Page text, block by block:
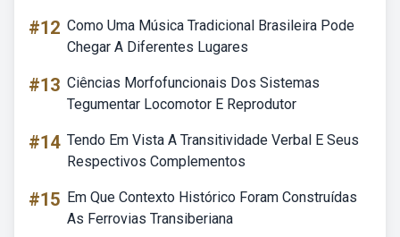
#12 Como Uma Música Tradicional Brasileira Pode
Chegar A Diferentes Lugares
#13 Ciências Morfofuncionais Dos Sistemas
Tegumentar Locomotor E Reprodutor
#14 Tendo Em Vista A Transitividade Verbal E Seus
Respectivos Complementos
#15 Em Que Contexto Histórico Foram Construídas
As Ferrovias Transiberiana